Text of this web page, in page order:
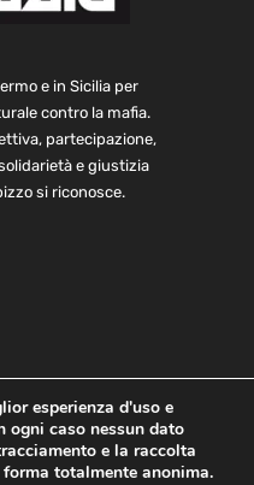
e in Sicilia per
contro la mafia.
partecipazione,
e giustizia
si riconosce.
Contatti
Protection Policy
esperienza d'uso e
ogni caso nessun dato
e la raccolta
totalmente anonima.